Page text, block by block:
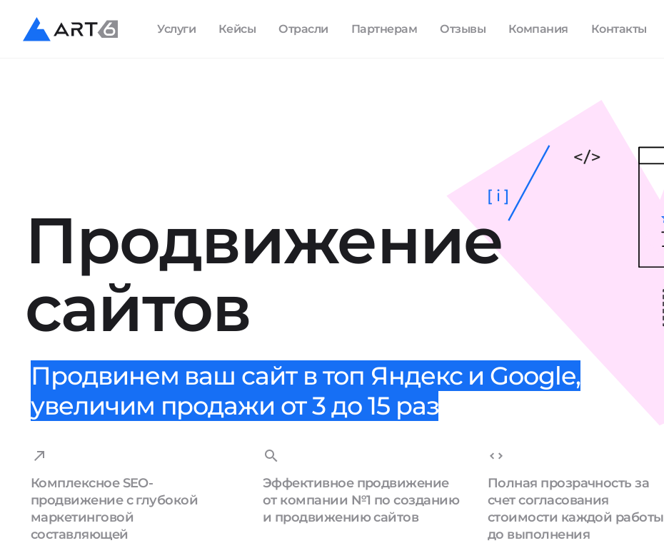
Услуги Кейсы Отрасли Партнерам Отзывы Компания Контакты
Продвижение
сайтов
[ i ]
Продвинем ваш сайт в топ Яндекс и Google,
увеличим продажи от 3 до 15 раз
Комплексное SEO-
продвижение с глубокой
маркетинговой
составляющей
Эффективное продвижение
от компании №1 по созданию
и продвижению сайтов
Полная прозрачность за
счет согласования
стоимости каждой работы
до выполнения